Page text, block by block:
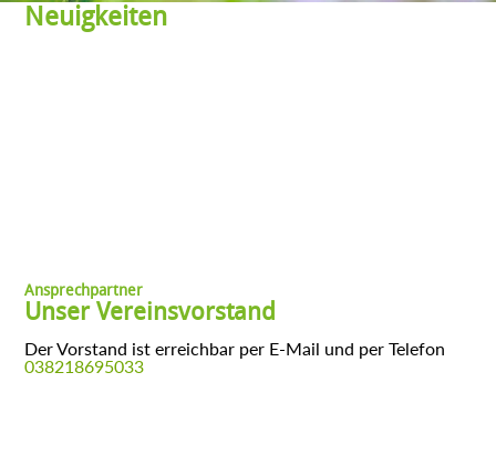
Neuigkeiten
Ansprechpartner
Unser Vereinsvorstand
Der Vorstand ist erreichbar per E-Mail und per Telefon
038218695033